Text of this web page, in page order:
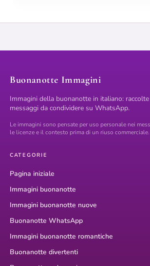
Buonanotte Immagini
Immagini della buonanotte in italiano:
messaggi da condividere su WhatsApp.
Le immagini sono pensate per uso personale nei
le licenze e il contesto prima di un riuso commerciale.
CATEGORIE
Pagina iniziale
Immagini buonanotte
Immagini buonanotte nuove
Buonanotte WhatsApp
Immagini buonanotte romantiche
Buonanotte divertenti